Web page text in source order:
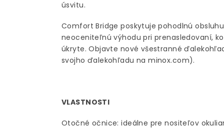
úsvitu.
Comfort Bridge poskytuje pohodlnú
neoceniteľnú výhodu pri prenasledovaní,
úkryte. Objavte nové všestranné
svojho ďalekohľadu na minox.com).
VLASTNOSTI
Otočné očnice: ideálne pre nositeľov